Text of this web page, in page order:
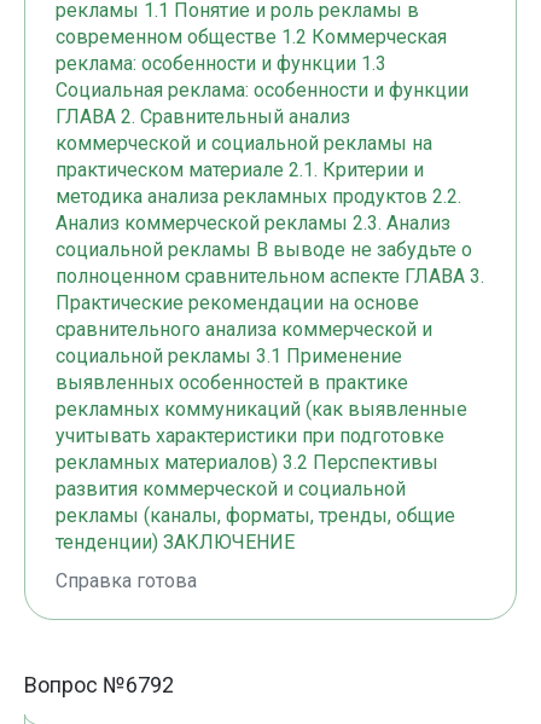
рекламы 1.1 Понятие и роль рекламы в
современном обществе 1.2 Коммерческая
реклама: особенности и функции 1.3
Социальная реклама: особенности и функции
ГЛАВА 2. Сравнительный анализ
коммерческой и социальной рекламы на
практическом материале 2.1. Критерии и
методика анализа рекламных продуктов 2.2.
Анализ коммерческой рекламы 2.3. Анализ
социальной рекламы В выводе не забудьте о
полноценном сравнительном аспекте ГЛАВА 3.
Практические рекомендации на основе
сравнительного анализа коммерческой и
социальной рекламы 3.1 Применение
выявленных особенностей в практике
рекламных коммуникаций (как выявленные
учитывать характеристики при подготовке
рекламных материалов) 3.2 Перспективы
развития коммерческой и социальной
рекламы (каналы, форматы, тренды, общие
тенденции) ЗАКЛЮЧЕНИЕ
Справка готова
Вопрос №6792